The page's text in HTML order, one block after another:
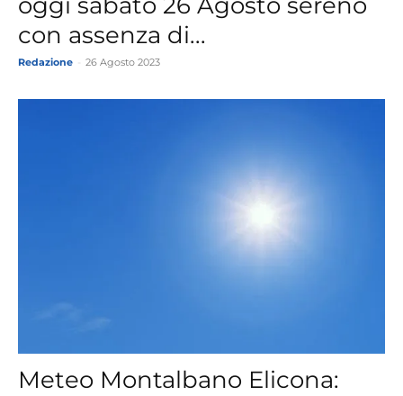
oggi sabato 26 Agosto sereno
con assenza di...
Redazione 26 Agosto 2023
Meteo Montalbano Elicona: